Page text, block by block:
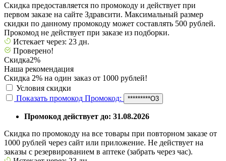
Скидка предоставляется по промокоду и действует при
первом заказе на сайте Здравсити. Максимальный размер
скидки по данному промокоду может составлять 500 рублей.
Прокомод не действует при заказе из подборки.
Истекает через: 23 дн.
Проверено!
Скидка2%
Наша рекомендация
Скидка 2% на один заказ от 1000 рублей!
Условия скидки
Показать промокод Промокод: *********O3
Промокод действует до: 31.08.2026
Скидка по промокоду на все товары при повторном заказе от
1000 рублей через сайт или приложение. Не действует на
заказы с резервированием в аптеке (забрать через час).